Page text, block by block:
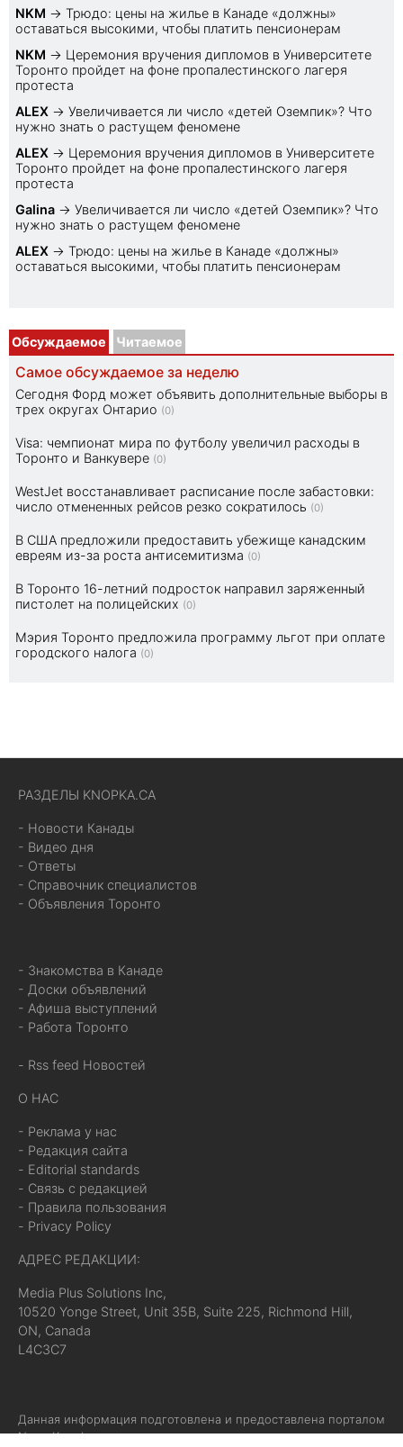
NKM → Трюдо: цены на жилье в Канаде «должны»
оставаться высокими, чтобы платить пенсионерам
NKM → Церемония вручения дипломов в Университете
Торонто пройдет на фоне пропалестинского лагеря
протеста
ALEX → Увеличивается ли число «детей Оземпик»? Что
нужно знать о растущем феномене
ALEX → Церемония вручения дипломов в Университете
Торонто пройдет на фоне пропалестинского лагеря
протеста
Galina → Увеличивается ли число «детей Оземпик»? Что
нужно знать о растущем феномене
ALEX → Трюдо: цены на жилье в Канаде «должны»
оставаться высокими, чтобы платить пенсионерам
Обсуждаемое Читаемое
Самое обсуждаемое за неделю
Сегодня Форд может объявить дополнительные выборы в
трех округах Онтарио (0)
Visa: чемпионат мира по футболу увеличил расходы в
Торонто и Ванкувере (0)
WestJet восстанавливает расписание после забастовки:
число отмененных рейсов резко сократилось (0)
В США предложили предоставить убежище канадским
евреям из-за роста антисемитизма (0)
В Торонто 16-летний подросток направил заряженный
пистолет на полицейских (0)
Мэрия Торонто предложила программу льгот при оплате
городского налога (0)
РАЗДЕЛЫ KNOPKA.CA
- Новости Канады
- Видео дня
- Ответы
- Справочник специалистов
- Объявления Торонто
- Знакомства в Канаде
- Доски объявлений
- Афиша выступлений
- Работа Торонто
- Rss feed Новостей
О НАС
- Реклама у нас
- Редакция сайта
- Editorial standards
- Связь с редакцией
- Правила пользования
- Privacy Policy
АДРЕС РЕДАКЦИИ:
Media Plus Solutions Inc,
10520 Yonge Street, Unit 35B, Suite 225, Richmond Hill,
ON, Canada
L4C3C7
Данная информация подготовлена и предоставлена порталом
News.Knopka.ca